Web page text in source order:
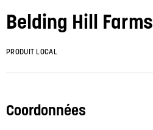
Belding Hill Farms
PRODUIT LOCAL
Coordonnées